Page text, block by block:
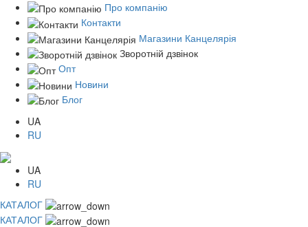
Про компанію
Контакти
Магазини Канцелярія
Зворотній дзвінок
Опт
Новини
Блог
UA
RU
UA
RU
КАТАЛОГ
КАТАЛОГ